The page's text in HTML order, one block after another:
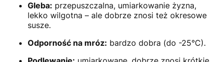
Gleba: przepuszczalna, umiarkowanie żyzna,
lekko wilgotna – ale dobrze znosi też okresowe
susze.
Odporność na mróz: bardzo dobra (do -25°C).